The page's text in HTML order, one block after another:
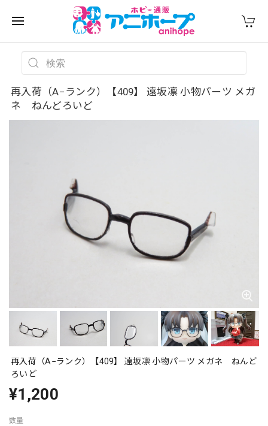
再入荷（A−ランク）【409】 遠坂凛 小物パーツ メガ
ネ ねんどろいど
再入荷（A−ランク）【409】 遠坂凛 小物パーツ メガネ ねんど
ろいど
¥1,200
数量